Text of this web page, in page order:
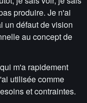
produire. Je n'ai
un défaut de vision
au concept de
m'a rapidement
utilisée comme
et contraintes.